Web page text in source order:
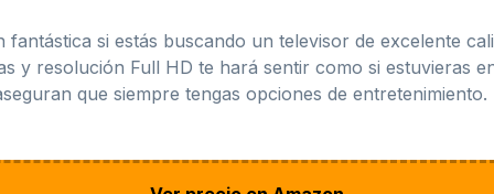
si estás buscando un televisor de excelente
y resolución Full HD te hará sentir como si estuvieras
que siempre tengas opciones de